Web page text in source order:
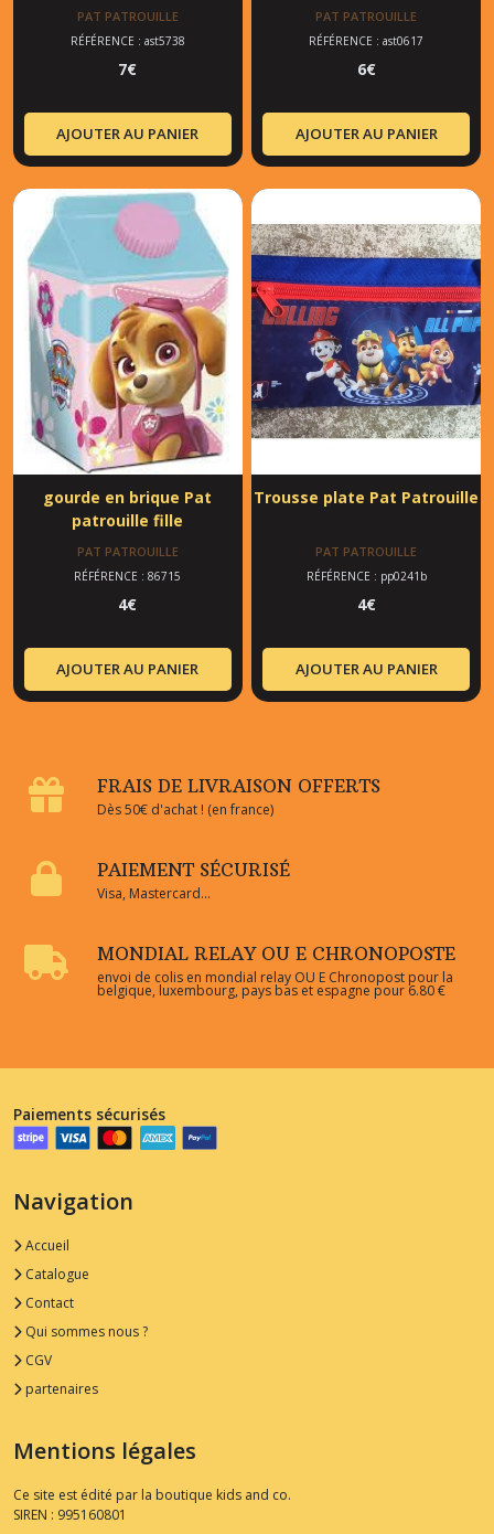
PAT PATROUILLE
RÉFÉRENCE : ast5738
7€
AJOUTER AU PANIER
PAT PATROUILLE
RÉFÉRENCE : ast0617
6€
AJOUTER AU PANIER
gourde en brique Pat
patrouille fille
PAT PATROUILLE
RÉFÉRENCE : 86715
4€
AJOUTER AU PANIER
Trousse plate Pat Patrouille
PAT PATROUILLE
RÉFÉRENCE : pp0241b
4€
AJOUTER AU PANIER
FRAIS DE LIVRAISON OFFERTS
Dès 50€ d'achat ! (en france)
PAIEMENT SÉCURISÉ
Visa, Mastercard...
MONDIAL RELAY OU E CHRONOPOSTE
envoi de colis en mondial relay OU E Chronopost pour la
belgique, luxembourg, pays bas et espagne pour 6.80 €
Paiements sécurisés
Navigation
Accueil
Catalogue
Contact
Qui sommes nous ?
CGV
partenaires
Mentions légales
Ce site est édité par la boutique kids and co.
SIREN : 995160801